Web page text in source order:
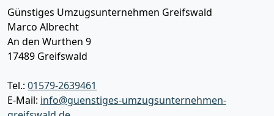
Günstiges Umzugsunternehmen Greifswald
Marco Albrecht
An den Wurthen 9
17489 Greifswald
Tel.: 01579-2639461
E-Mail: info@guenstiges-umzugsunternehmen-